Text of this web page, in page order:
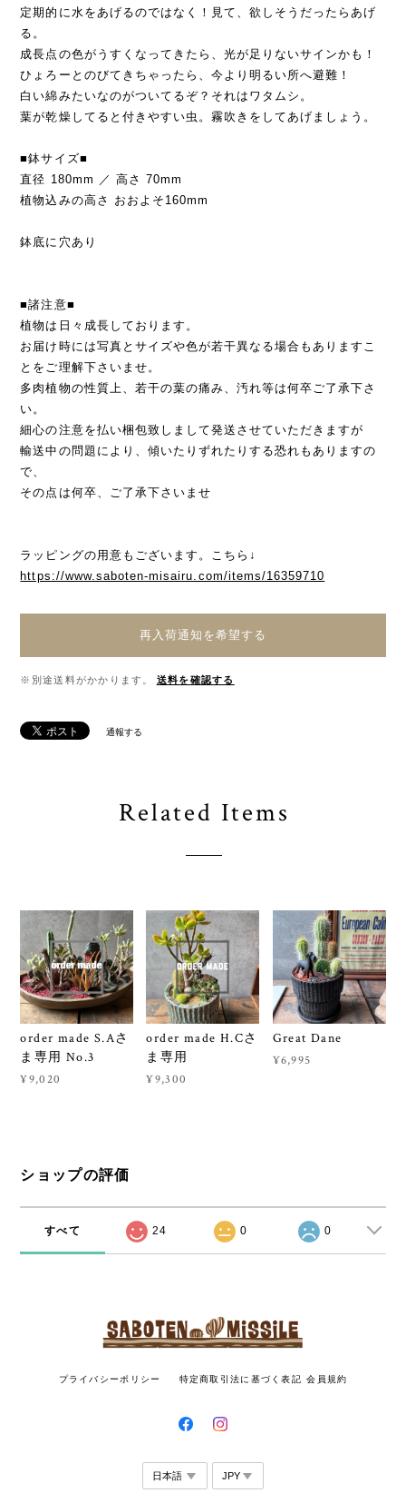
定期的に水をあげるのではなく！見て、欲しそうだったらあげ
る。
成長点の色がうすくなってきたら、光が足りないサインかも！
ひょろーとのびてきちゃったら、今より明るい所へ避難！
白い綿みたいなのがついてるぞ？それはワタムシ。
葉が乾燥してると付きやすい虫。霧吹きをしてあげましょう。
■鉢サイズ■
直径 180mm ／ 高さ 70mm
植物込みの高さ おおよそ160mm
鉢底に穴あり
■諸注意■
植物は日々成長しております。
お届け時には写真とサイズや色が若干異なる場合もありますこ
とをご理解下さいませ。
多肉植物の性質上、若干の葉の痛み、汚れ等は何卒ご了承下さ
い。
細心の注意を払い梱包致しまして発送させていただきますが
輸送中の問題により、傾いたりずれたりする恐れもありますの
で、
その点は何卒、ご了承下さいませ
ラッピングの用意もございます。こちら↓
https://www.saboten-misairu.com/items/16359710
再入荷通知を希望する
※別途送料がかかります。 送料を確認する
通報する
Related Items
order made S.Aさ
ま専用 No.3
¥9,020
order made H.Cさ
ま専用
¥9,300
Great Dane
¥6,995
ショップの評価
すべて 24 0 0
プライバシーポリシー 特定商取引法に基づく表記 会員規約